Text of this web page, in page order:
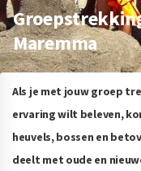
Maremma
Als je met jouw groep
ervaring wilt beleven,
heuvels, bossen en
deelt met oude en